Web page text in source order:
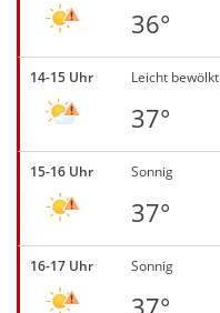
36°
14-15 Uhr Leicht bewölkt
37°
15-16 Uhr Sonnig
37°
16-17 Uhr Sonnig